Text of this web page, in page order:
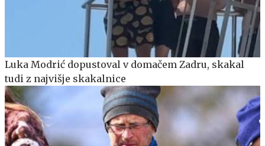
Luka Modrić dopustoval v domačem Zadru, skakal
tudi z najvišje skakalnice